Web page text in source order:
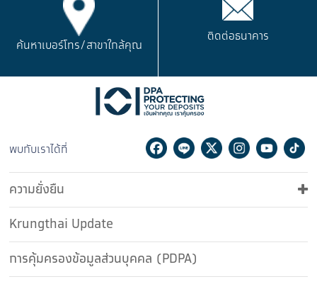
ค้นหาเบอร์โทร/สาขาใกล้คุณ
ติดต่อธนาคาร
พบกับเราได้ที่ Facebook
LineTwitterInstagram
ความยั่งยืน
Krungthai Update
การคุ้มครองข้อมูลส่วนบุคคล (PDPA)